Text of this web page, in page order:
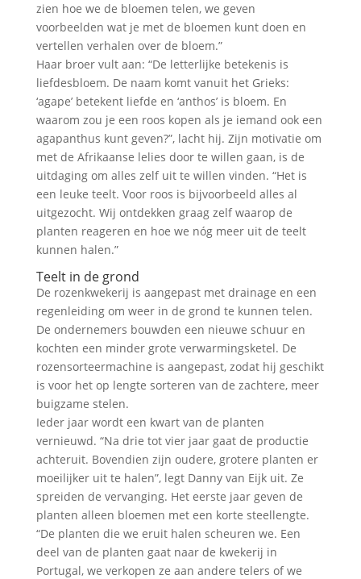
zien hoe we de bloemen telen, we geven
voorbeelden wat je met de bloemen kunt doen en
vertellen verhalen over de bloem.”
Haar broer vult aan: “De letterlijke betekenis is
liefdesbloem. De naam komt vanuit het Grieks:
‘agape’ betekent liefde en ‘anthos’ is bloem. En
waarom zou je een roos kopen als je iemand ook een
agapanthus kunt geven?”, lacht hij. Zijn motivatie om
met de Afrikaanse lelies door te willen gaan, is de
uitdaging om alles zelf uit te willen vinden. “Het is
een leuke teelt. Voor roos is bijvoorbeeld alles al
uitgezocht. Wij ontdekken graag zelf waarop de
planten reageren en hoe we nóg meer uit de teelt
kunnen halen.”
Teelt in de grond
De rozenkwekerij is aangepast met drainage en een
regenleiding om weer in de grond te kunnen telen.
De ondernemers bouwden een nieuwe schuur en
kochten een minder grote verwarmingsketel. De
rozensorteermachine is aangepast, zodat hij geschikt
is voor het op lengte sorteren van de zachtere, meer
buigzame stelen.
Ieder jaar wordt een kwart van de planten
vernieuwd. “Na drie tot vier jaar gaat de productie
achteruit. Bovendien zijn oudere, grotere planten er
moeilijker uit te halen”, legt Danny van Eijk uit. Ze
spreiden de vervanging. Het eerste jaar geven de
planten alleen bloemen met een korte steellengte.
“De planten die we eruit halen scheuren we. Een
deel van de planten gaat naar de kwekerij in
Portugal, we verkopen ze aan andere telers of we